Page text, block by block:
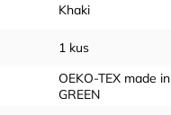
Khaki
1 kus
OEKO-TEX made in
GREEN